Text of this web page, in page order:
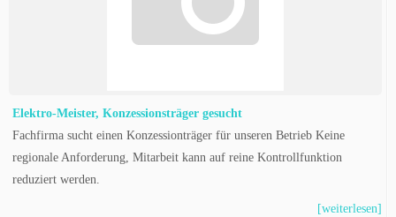
Elektro-Meister, Konzessionsträger gesucht
Fachfirma sucht einen Konzessionträger für unseren Betrieb Keine
regionale Anforderung, Mitarbeit kann auf reine Kontrollfunktion
reduziert werden.
[weiterlesen]